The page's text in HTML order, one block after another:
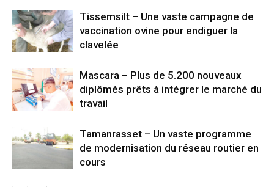
Tissemsilt – Une vaste campagne de
vaccination ovine pour endiguer la
clavelée
Mascara – Plus de 5.200 nouveaux
diplômés prêts à intégrer le marché du
travail
Tamanrasset – Un vaste programme
de modernisation du réseau routier en
cours